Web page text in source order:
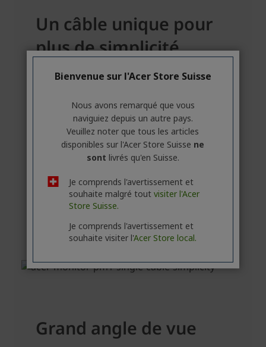
Bienvenue sur l'Acer Store Suisse
Nous avons remarqué que vous
naviguiez depuis un autre pays.
Veuillez noter que tous les articles
disponibles sur l'Acer Store Suisse ne
sont livrés qu'en Suisse.
Je comprends l'avertissement et
souhaite malgré tout visiter l'Acer
Store Suisse.
Je comprends l'avertissement et
souhaite visiter l'Acer Store local.